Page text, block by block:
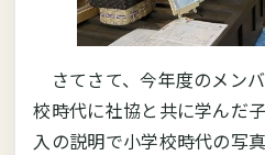
さてさて、今年度のメン
校時代に社協と共に学んだ
入の説明で小学校時代の写